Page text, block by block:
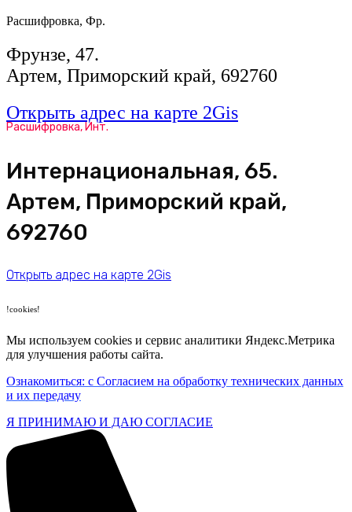
Расшифровка, Фр.
Фрунзе, 47.
Артем, Приморский край, 692760
Открыть адрес на карте 2Gis
Расшифровка, Инт.
​Интернациональная, 65​.
Артем, Приморский край,
692760
Открыть адрес на карте 2Gis
!cookies!
Мы используем cookies и сервис аналитики Яндекс.Метрика
для улучшения работы сайта.
Ознакомиться: с Согласием на обработку технических данных
и их передачу
Я ПРИНИМАЮ И ДАЮ СОГЛАСИЕ